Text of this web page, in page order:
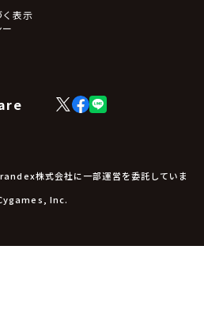
表示
X
(Twitter)
Facebook
LINE
株式会社に一部運営を委託していま
Inc.